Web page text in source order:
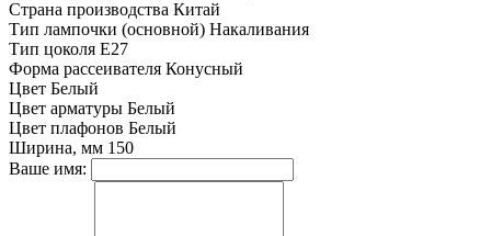
Страна производства Китай
Тип лампочки (основной) Накаливания
Тип цоколя E27
Форма рассеивателя Конусный
Цвет Белый
Цвет арматуры Белый
Цвет плафонов Белый
Ширина, мм 150
Ваше имя: